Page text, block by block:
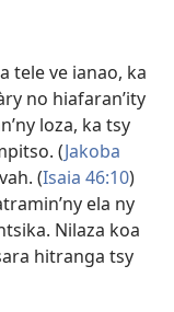
tele ve ianao, ka
no hiafaran’ity
loza, ka tsy
(Jakoba
(Isaia 46:10)
ela ny
Nilaza koa
hitranga tsy